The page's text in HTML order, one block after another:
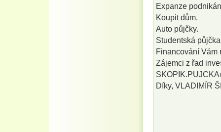
Expanze
Koupit dům.
Auto půjčky.
Studentská
Financování Vám
Zájemci z řad
Díky, VLADIMÍR